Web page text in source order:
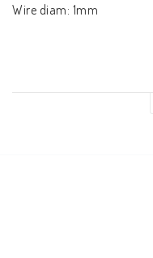
Wire diam: 1mm